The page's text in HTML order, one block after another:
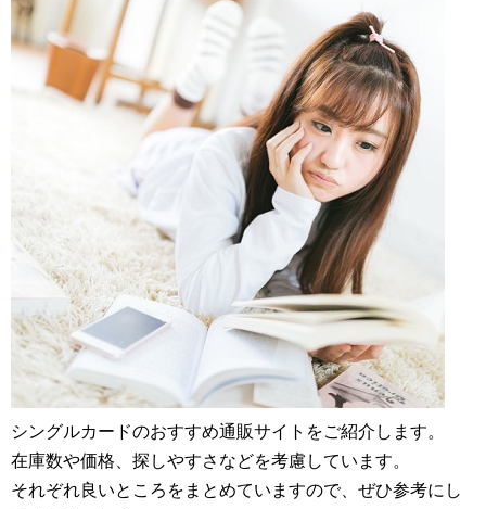
シングルカードのおすすめ通販サイトをご紹介します。
在庫数や価格、探しやすさなどを考慮しています。
それぞれ良いところをまとめていますので、ぜひ参考にし